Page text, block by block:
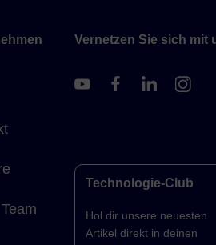
Vernetzen Sie sich mit
Technologie-Club
Hol dir unsere neuesten
Artikel direkt in deinen